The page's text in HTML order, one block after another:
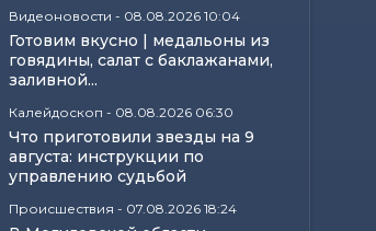
Видеоновости - 08.08.2026 10:04
Готовим вкусно | медальоны из
говядины, салат с баклажанами,
заливной...
Калейдоскоп - 08.08.2026 06:30
Что приготовили звезды на 9
августа: инструкции по
управлению судьбой
Происшествия - 07.08.2026 18:24